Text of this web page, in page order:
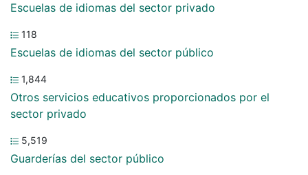
Escuelas de idiomas del sector privado
118
Escuelas de idiomas del sector público
1,844
Otros servicios educativos proporcionados por el
sector privado
5,519
Guarderías del sector público